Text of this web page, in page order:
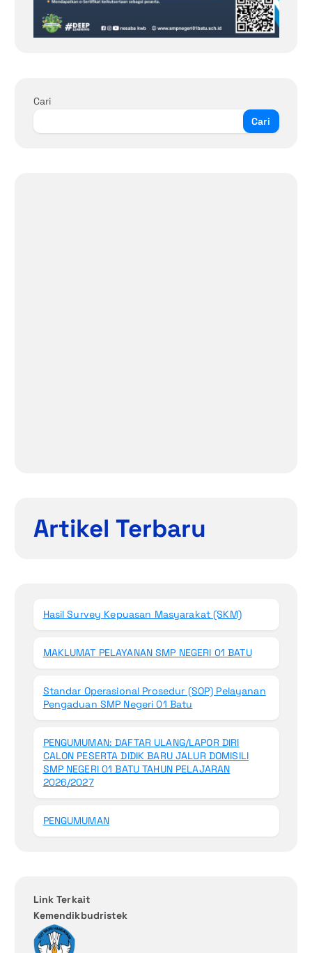
Cari
Cari
Artikel Terbaru
Hasil Survey Kepuasan Masyarakat (SKM)
MAKLUMAT PELAYANAN SMP NEGERI 01 BATU
Standar Operasional Prosedur (SOP) Pelayanan
Pengaduan SMP Negeri 01 Batu
PENGUMUMAN: DAFTAR ULANG/LAPOR DIRI
CALON PESERTA DIDIK BARU JALUR DOMISILI
SMP NEGERI 01 BATU TAHUN PELAJARAN
2026/2027
PENGUMUMAN
Link Terkait
Kemendikbudristek